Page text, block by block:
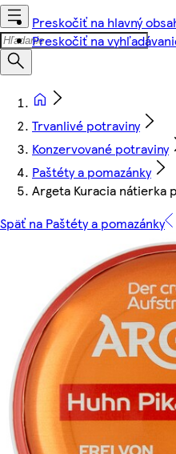
Preskočiť na hlavný
Preskočiť na
Trvanlivé potraviny
Konzervované potraviny
Paštéty a pomazánky
Argeta Kuracia nátierka
Späť na Paštéty a pomazánky